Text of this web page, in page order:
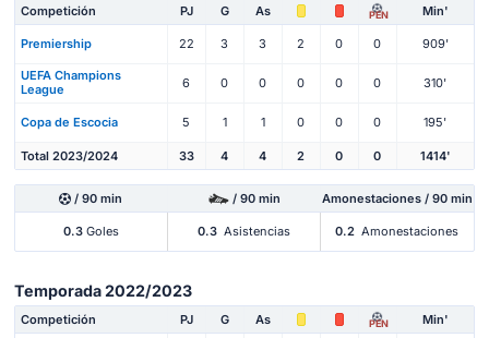
Competición PJ G As PEN Min'
Premiership 22 3 3 2 0 0 909'
UEFA Champions
League
6 0 0 0 0 0 310'
Copa de Escocia 5 1 1 0 0 0 195'
Total 2023/2024 33 4 4 2 0 0 1414'
/ 90 min / 90 min Amonestaciones / 90 min
0.3Goles 0.3 Asistencias 0.2 Amonestaciones
Temporada 2022/2023
Competición PJ G As PEN Min'